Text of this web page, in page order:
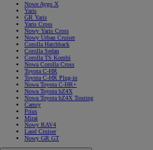
Nowe Aygo X
Yaris
GR Yaris
Yaris Cross
Nowy Yaris Cross
Nowy Urban Cruiser
Corolla Hatchback
Corolla Sedan
Corolla TS Kombi
Nowa Corolla Cross
Toyota C-HR
Toyota C-HR Plug-in
Nowa Toyota C-HR+
Nowa Toyota bZ4X
Nowa Toyota bZ4X Touring
Camry
Prius
Mirai
Nowy RAV4
Land Cruiser
Nowy GR GT